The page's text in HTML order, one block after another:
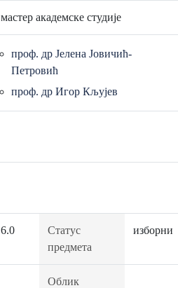
мастер академске студије
проф. др Јелена Јовичић-
Петровић
проф. др Игор Кљујев
6.0
Статус
предмета
изборни
Облик